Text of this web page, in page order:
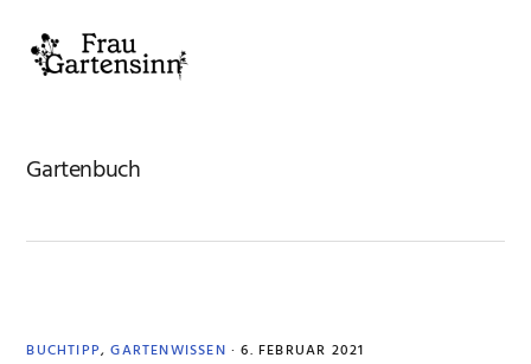
Hauptnavigation
springen
Inhalt
springen
Seitenspalte
springen
Fußzeile
springen
Gartenbuch
BUCHTIPP,GARTENWISSEN · 6. FEBRUAR 2021